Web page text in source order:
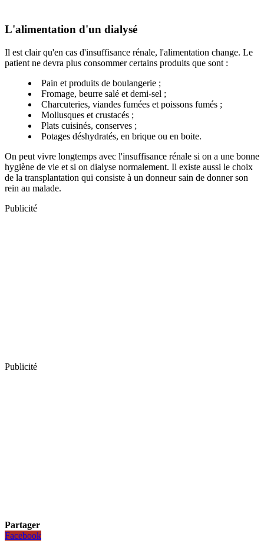
L'alimentation d'un dialysé
Il est clair qu'en cas d'insuffisance rénale, l'alimentation change. Le
patient ne devra plus consommer certains produits que sont :
Pain et produits de boulangerie ;
Fromage, beurre salé et demi-sel ;
Charcuteries, viandes fumées et poissons fumés ;
Mollusques et crustacés ;
Plats cuisinés, conserves ;
Potages déshydratés, en brique ou en boite.
On peut vivre longtemps avec l'insuffisance rénale si on a une bonne
hygiène de vie et si on dialyse normalement. Il existe aussi le choix
de la transplantation qui consiste à un donneur sain de donner son
rein au malade.
Publicité
Publicité
Partager
Facebook